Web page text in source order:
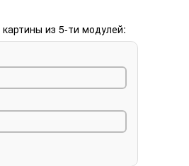
из 5-ти модулей: